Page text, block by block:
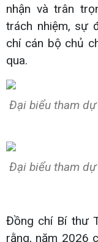
nhận và trân
trách nhiệm, sự
chí cán bộ chủ
qua.
Đại biểu tham dự
Đại biểu tham dự
Đồng chí Bí thư
rằng, năm 2026